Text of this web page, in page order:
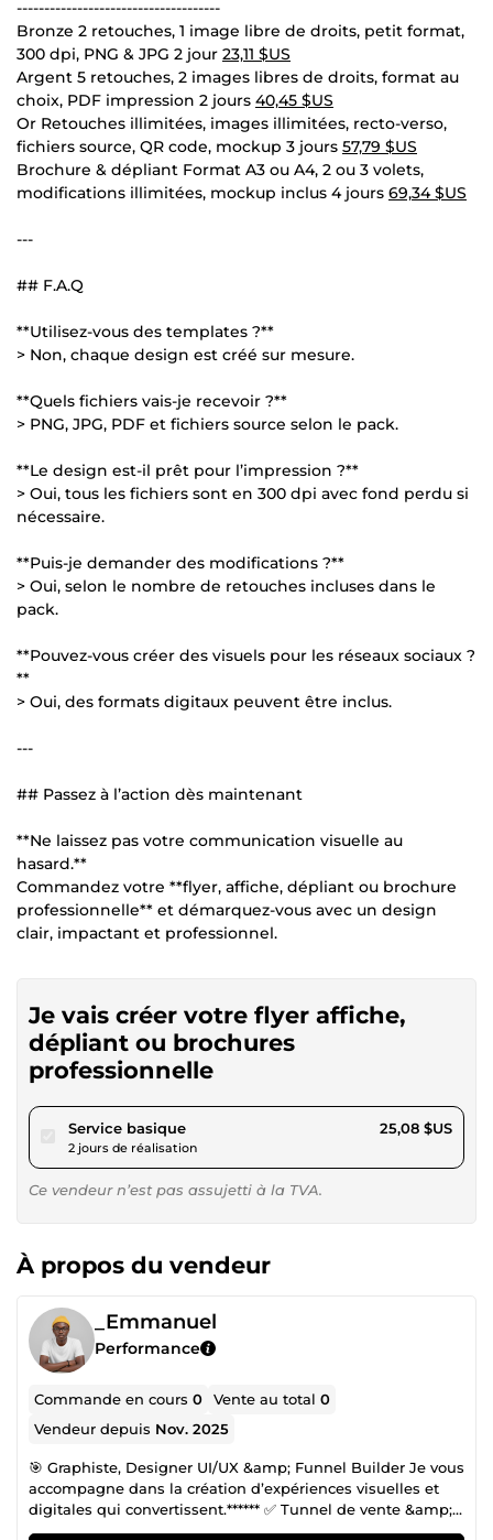
-------------------------------------
Bronze 2 retouches, 1 image libre de droits, petit format,
300 dpi, PNG & JPG 2 jour 23,11 $US
Argent 5 retouches, 2 images libres de droits, format au
choix, PDF impression 2 jours 40,45 $US
Or Retouches illimitées, images illimitées, recto-verso,
fichiers source, QR code, mockup 3 jours 57,79 $US
Brochure & dépliant Format A3 ou A4, 2 ou 3 volets,
modifications illimitées, mockup inclus 4 jours 69,34 $US
---
## F.A.Q
**Utilisez-vous des templates ?**
> Non, chaque design est créé sur mesure.
**Quels fichiers vais-je recevoir ?**
> PNG, JPG, PDF et fichiers source selon le pack.
**Le design est-il prêt pour l’impression ?**
> Oui, tous les fichiers sont en 300 dpi avec fond perdu si
nécessaire.
**Puis-je demander des modifications ?**
> Oui, selon le nombre de retouches incluses dans le
pack.
**Pouvez-vous créer des visuels pour les réseaux sociaux ?
**
> Oui, des formats digitaux peuvent être inclus.
---
## Passez à l’action dès maintenant
**Ne laissez pas votre communication visuelle au
hasard.**
Commandez votre **flyer, affiche, dépliant ou brochure
professionnelle** et démarquez-vous avec un design
clair, impactant et professionnel.
Je vais créer votre flyer affiche,
dépliant ou brochures
professionnelle
Service basiquepour 23,11 $US
2 jours de réalisation
25,08 $US
Ce vendeur n’est pas assujetti à la TVA.
À propos du vendeur
_Emmanuel
Performance
Commande en cours0 Vente au total0
Vendeur depuis Nov. 2025
🎯 Graphiste, Designer UI/UX &amp; Funnel Builder Je vous
accompagne dans la création d’expériences visuelles et
digitales qui convertissent.****** ✅ Tunnel de vente &amp;
eCommerce : pages de vente, landing pages, offres